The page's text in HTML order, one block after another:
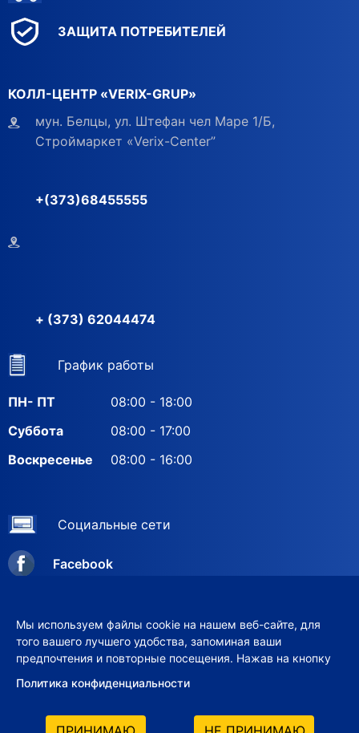
КОЛЛ-ЦЕНТР «VERIX-GRUP»
мун. Белцы, ул. Штефан чел Маре 1/Б,
Строймаркет «Verix-Center”
+(373)68455555
+ (373) 62044474
ЗАЩИТА ПОТРЕБИТЕЛЕЙ
График работы
ПН- ПТ
08:00 - 18:00
Суббота
08:00 - 17:00
Воскресенье
08:00 - 16:00
Социальные сети
Facebook
© 2012–2026 ООО «VERIX-GRUP»
Мы используем файлы cookie на нашем веб-сайте, для
того вашего лучшего удобства, запоминая ваши
предпочтения и повторные посещения. Нажав на кнопку
Политика конфиденциальности